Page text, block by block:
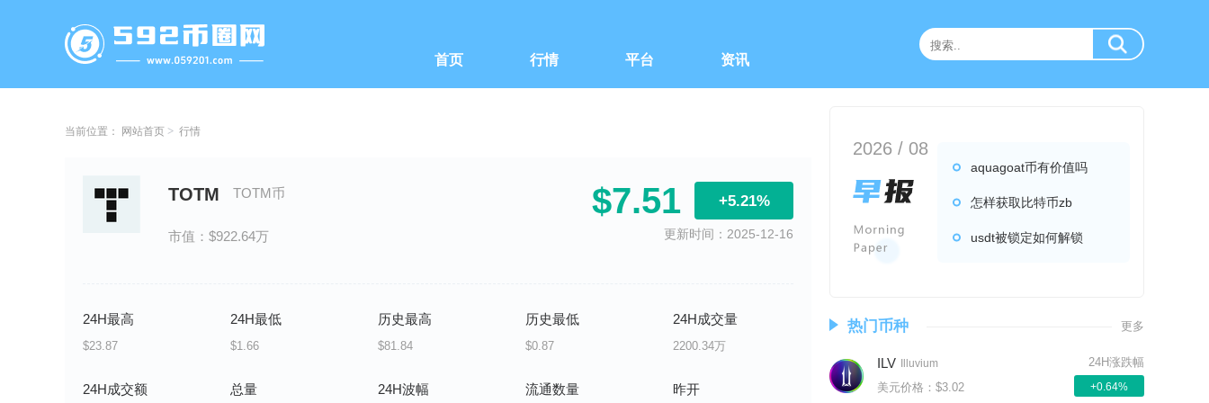
首页 行情 平台 资讯
当前位置： 网站首页 行情
TOTM TOTM币
市值：$922.64万
$7.51 +5.21%
更新时间：2025-12-16
24H最高
$23.87
24H最低
$1.66
历史最高
$81.84
历史最低
$0.87
24H成交量
2200.34万
24H成交额 总量 24H波幅 流通数量 昨开
2026 / 08
aquagoat币有价值吗
怎样获取比特币zb
usdt被锁定如何解锁
热门币种 更多
ILV Illuvium
美元价格：$3.02
24H涨跌幅
+0.64%